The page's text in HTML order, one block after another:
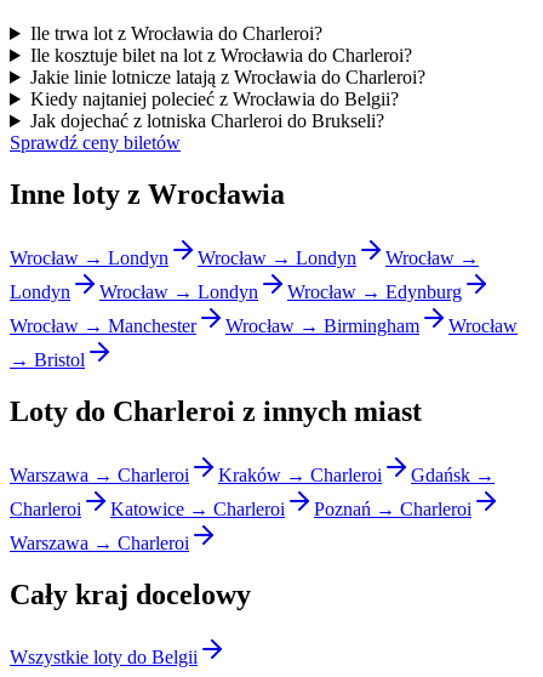
Ile trwa lot z Wrocławia do Charleroi?
Ile kosztuje bilet na lot z Wrocławia do Charleroi?
Jakie linie lotnicze latają z Wrocławia do Charleroi?
Kiedy najtaniej polecieć z Wrocławia do Belgii?
Jak dojechać z lotniska Charleroi do Brukseli?
Sprawdź ceny biletów
Inne loty z Wrocławia
Wrocław → Londyn Wrocław → Londyn
Wrocław →
Londyn
Wrocław → Londyn
Wrocław → Edynburg
Wrocław → Manchester
Wrocław → Birmingham
Wrocław
→ Bristol
Loty do Charleroi z innych miast
Warszawa → Charleroi Kraków → Charleroi
Gdańsk →
Charleroi
Katowice → Charleroi
Poznań → Charleroi
Warszawa → Charleroi
Cały kraj docelowy
Wszystkie loty do Belgii